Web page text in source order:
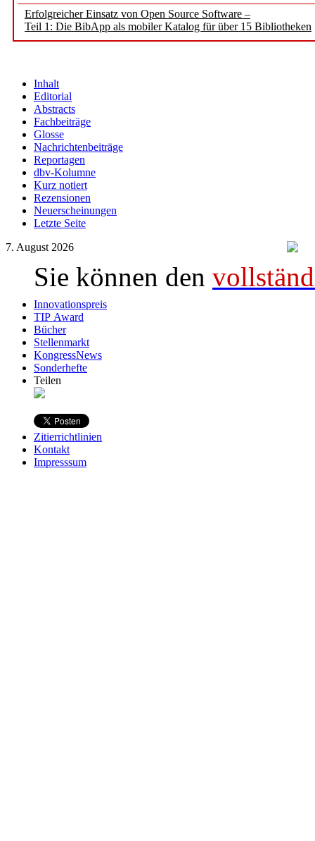
Erfolgreicher Einsatz von Open Source Software –
Teil 1: Die BibApp als mobiler Katalog für über 15 Bibliotheken
Inhalt
Editorial
Abstracts
Fachbeiträge
Glosse
Nachrichtenbeiträge
Reportagen
dbv-Kolumne
Kurz notiert
Rezensionen
Neuerscheinungen
Letzte Seite
7. August 2026
Innovationspreis
TIP Award
Bücher
Stellenmarkt
KongressNews
Sonderhefte
Teilen
Zitierrichtlinien
Kontakt
Impresssum
Sie können den